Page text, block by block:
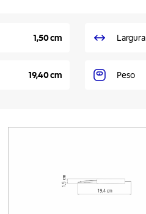
1,50 cm Largura
19,40 cm Peso